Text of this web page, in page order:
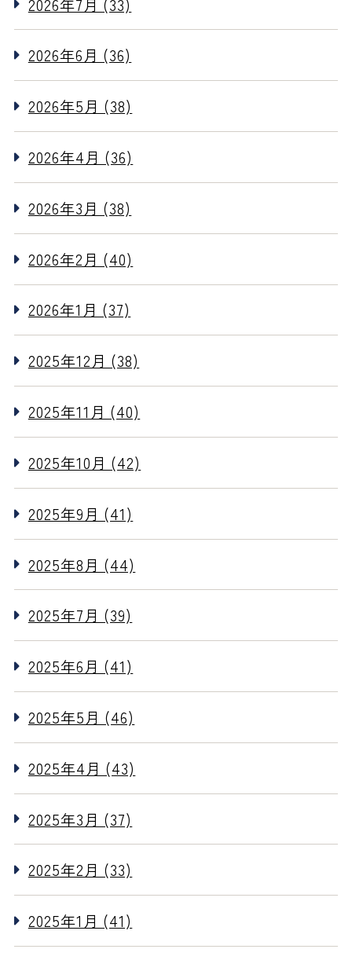
2026年6月 (36)
2026年5月 (38)
2026年4月 (36)
2026年3月 (38)
2026年2月 (40)
2026年1月 (37)
2025年12月 (38)
2025年11月 (40)
2025年10月 (42)
2025年9月 (41)
2025年8月 (44)
2025年7月 (39)
2025年6月 (41)
2025年5月 (46)
2025年4月 (43)
2025年3月 (37)
2025年2月 (33)
2025年1月 (41)